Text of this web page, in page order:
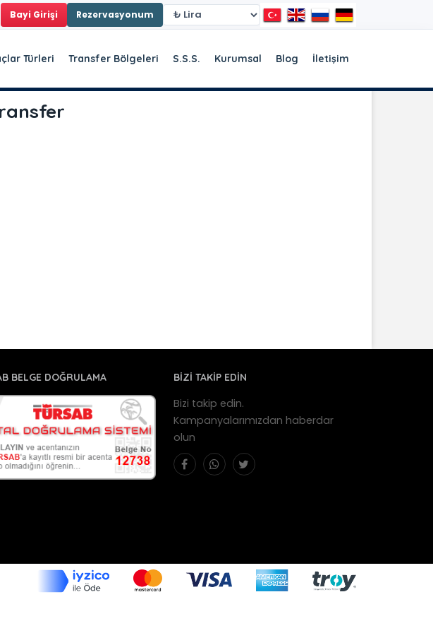
Bayi Girişi Rezervasyonum
Türleri Transfer Bölgeleri S.S.S. Kurumsal Blog İletişim
BELGE DOĞRULAMA BİZİ TAKİP EDİN
Bizi takip edin.
Kampanyalarımızdan haberdar
olun